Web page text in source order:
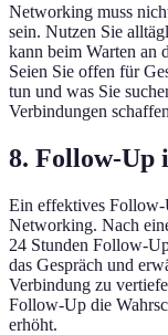
Networking muss
sein. Nutzen Sie
kann beim Warten an
Seien Sie offen für
tun und was Sie
Verbindungen
8. Follow-Up
Ein effektives Follow-
Networking. Nach
24 Stunden Follow-
das Gespräch und
Verbindung zu
Follow-Up die
erhöht.